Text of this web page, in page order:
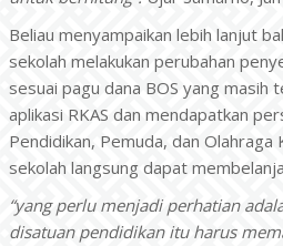
Beliau menyampaikan lebih lanjut
sekolah melakukan perubahan
sesuai pagu dana BOS yang masih
aplikasi RKAS dan mendapatkan
Pendidikan, Pemuda, dan Olahraga
sekolah langsung dapat
“yang perlu menjadi perhatian
disatuan pendidikan itu harus